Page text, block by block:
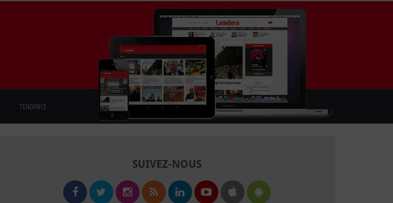
TENDANCE
SUIVEZ-NOUS